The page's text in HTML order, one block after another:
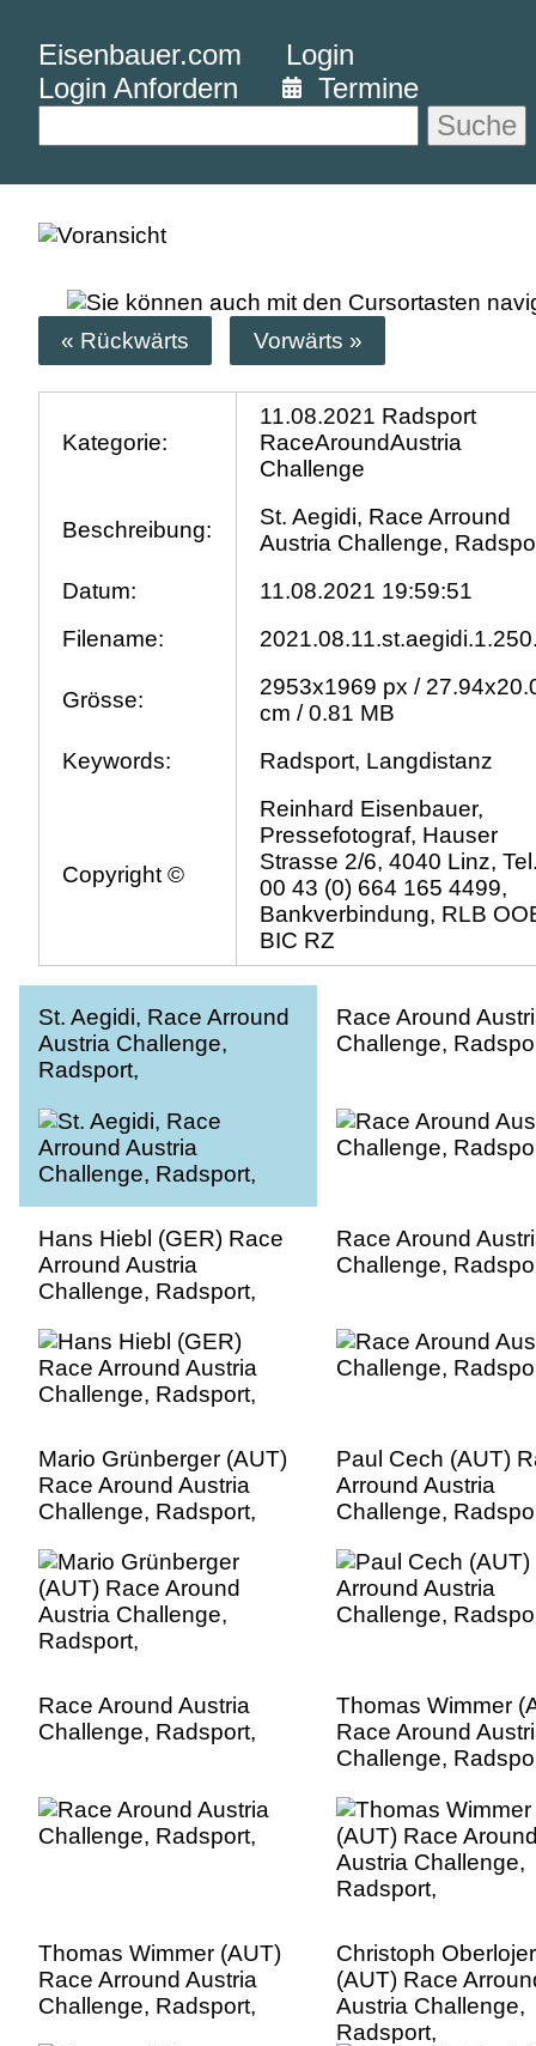
Eisenbauer.com
Login
Login Anfordern
Termine
Suche
« Rückwärts Vorwärts »
Kategorie:
11.08.2021 Radsport
RaceAroundAustria
Challenge
Beschreibung:
St. Aegidi, Race Arround
Austria Challenge,
Datum:
11.08.2021 19:59:51
Filename:
Grösse:
2953x1969 px /
cm / 0.81 MB
Keywords:
Radsport, Langdistanz
Copyright ©
Reinhard Eisenbauer,
Pressefotograf, Hauser
Strasse 2/6, 4040 Linz,
00 43 (0) 664 165 4499,
Bankverbindung, RLB
BIC RZ
St. Aegidi, Race Arround
Austria Challenge,
Radsport,
Race Around
Challenge,
Hans Hiebl (GER) Race
Arround Austria
Challenge, Radsport,
Race Around
Challenge,
Mario Grünberger (AUT)
Race Around Austria
Challenge, Radsport,
Paul Cech (AUT)
Arround Austria
Challenge,
Race Around Austria
Challenge, Radsport,
Thomas Wimmer
Race Around
Challenge,
Thomas Wimmer (AUT)
Race Arround Austria
Challenge, Radsport,
Christoph Oberlojer
(AUT) Race
Austria Challenge,
Radsport,